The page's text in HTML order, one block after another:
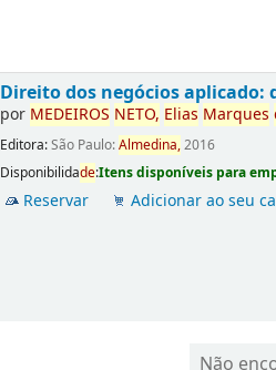
Direito dos negócios aplicado:
por MEDEIROS NETO, Elias Marques
Editora:São Paulo:Almedina,2016
Disponibilidade:Itens disponíveis para
Reservar Adicionar ao seu